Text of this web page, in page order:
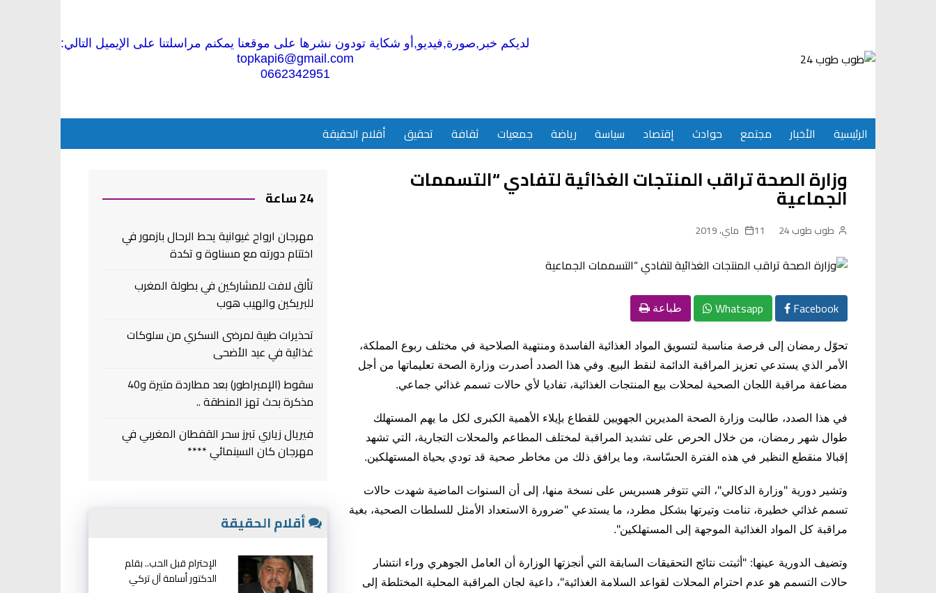
لديكم خبر,صورة,فيديو,أو شكاية تودون نشرها على موقعنا يمكنم مراسلتنا على الإيميل التالي:
topkapi6@gmail.com
0662342951
الرئيسية الأخبار مجتمع حوادث إقتصاد سياسة رياضة جمعيات ثقافة تحقيق أقلام الحقيقة
وزارة الصحة تراقب المنتجات الغذائية لتفادي “التسممات
الجماعية
طوب طوب 24 11 ماي، 2019
Facebook
Whatsapp طباعة
تحوّل رمضان إلى فرصة مناسبة لتسويق المواد الغذائية الفاسدة ومنتهية الصلاحية في مختلف ربوع المملكة،
الأمر الذي يستدعي تعزيز المراقبة الدائمة لنقط البيع. وفي هذا الصدد أصدرت وزارة الصحة تعليماتها من أجل
مضاعفة مراقبة اللجان الصحية لمحلات بيع المنتجات الغذائية، تفاديا لأي حالات تسمم غذائي جماعي.
في هذا الصدد، طالبت وزارة الصحة المديرين الجهويين للقطاع بإيلاء الأهمية الكبرى لكل ما يهم المستهلك
طوال شهر رمضان، من خلال الحرص على تشديد المراقبة لمختلف المطاعم والمحلات التجارية، التي تشهد
إقبالا منقطع النظير في هذه الفترة الحسّاسة، وما يرافق ذلك من مخاطر صحية قد تودي بحياة المستهلكين.
وتشير دورية "وزارة الدكالي"، التي تتوفر هسبريس على نسخة منها، إلى أن السنوات الماضية شهدت حالات
تسمم غذائي خطيرة، تنامت وتيرتها بشكل مطرد، ما يستدعي "ضرورة الاستعداد الأمثل للسلطات الصحية، بغية
مراقبة كل المواد الغذائية الموجهة إلى المستهلكين".
وتضيف الدورية عينها: "أثبتت نتائج التحقيقات السابقة التي أنجزتها الوزارة أن العامل الجوهري وراء انتشار
حالات التسمم هو عدم احترام المحلات لقواعد السلامة الغذائية"، داعية لجان المراقبة المحلية المختلطة إلى
24 ساعة
مهرجان ارواح غيوانية يحط الرحال بازمور في
اختتام دورته مع مسناوة و تكدة
تألق لافت للمشاركين في بطولة المغرب
للبريكين والهيب هوب
تحذيرات طبية لمرضى السكري من سلوكات
غذائية في عيد الأضحى
سقوط (الإمبراطور) بعد مطاردة متيرة و40
مذكرة بحث تهز المنطقة ..
فيريال زياري تبرز سحر القفطان المغربي في
مهرجان كان السينمائي ****
أقلام الحقيقة
الإحترام قبل الحب.. بقلم
الدكتور أسامة آل تركي